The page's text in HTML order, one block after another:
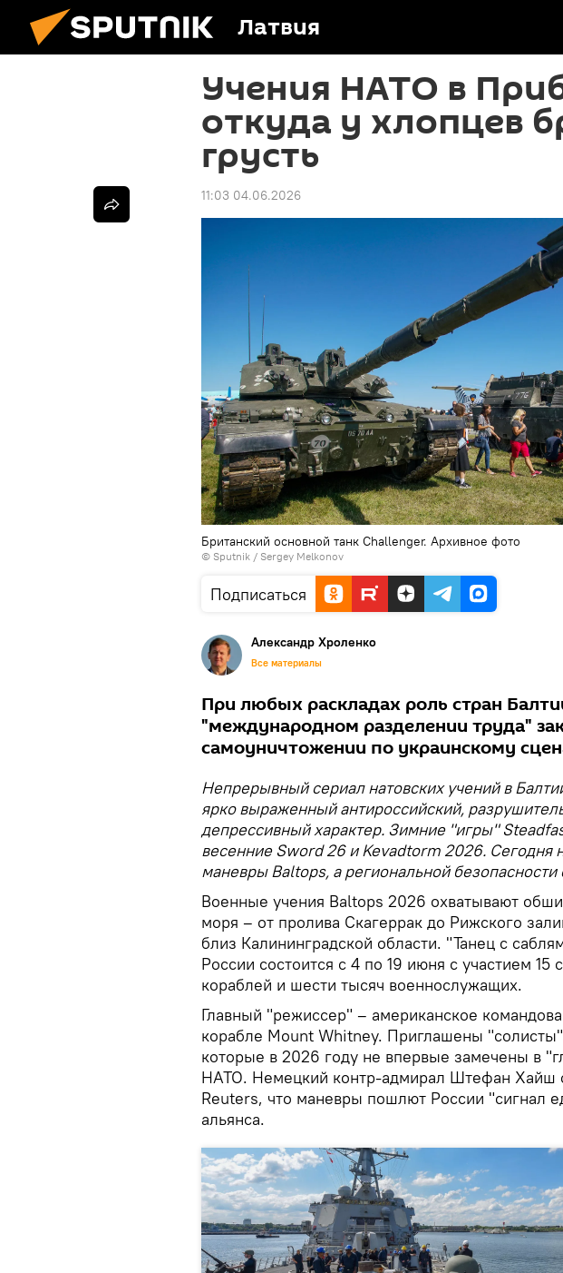
Латвия
Учения НАТО в
откуда у хлопцев
грусть
11:03 04.06.2026
Британский основной танк Challenger. Архивное фото
© Sputnik / Sergey Melkonov
Подписаться
Александр Хроленко
Все материалы
При любых раскладах роль стран
"международном разделении труда"
самоуничтожении по украинскому
Непрерывный сериал натовских учений в
ярко выраженный антироссийский,
депрессивный характер. Зимние "игры"
весенние Sword 26 и Kevadtorm 2026. Сегодня
маневры Baltops, а региональной безопасности
Военные учения Baltops 2026 охватывают
моря – от пролива Скагеррак до Рижского
близ Калининградской области. "Танец с
России состоится с 4 по 19 июня с участием 15
кораблей и шести тысяч военнослужащих.
Главный "режиссер" – американское
корабле Mount Whitney. Приглашены
которые в 2026 году не впервые замечены в
НАТО. Немецкий контр-адмирал Штефан Хайш
Reuters, что маневры пошлют России "сигнал
альянса.